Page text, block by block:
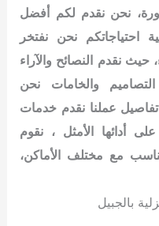
نحن نقدم لكم أفضل
احتياجاتكم نحن نفتخر
حيث نقدم النصائح والآراء
والخامات نحن
عملنا نقدم خدمات
أدائها الأمثل ، نقوم
مع مختلف الأماكن،